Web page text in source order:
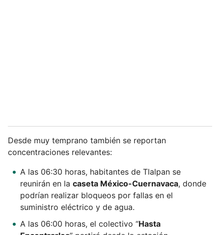
Desde muy temprano también se reportan
concentraciones relevantes:
A las 06:30 horas, habitantes de Tlalpan se
reunirán en la caseta México-Cuernavaca, donde
podrían realizar bloqueos por fallas en el
suministro eléctrico y de agua.
A las 06:00 horas, el colectivo “Hasta